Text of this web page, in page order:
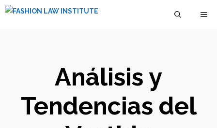
Saltar
Análisis y
Tendencias del